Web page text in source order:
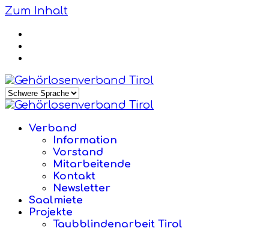
Zum Inhalt
Verband
Information
Vorstand
Mitarbeitende
Kontakt
Newsletter
Saalmiete
Projekte
Taubblindenarbeit Tirol